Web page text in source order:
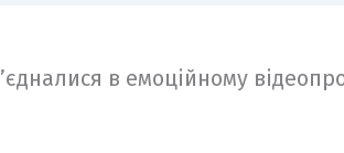
в емоційному